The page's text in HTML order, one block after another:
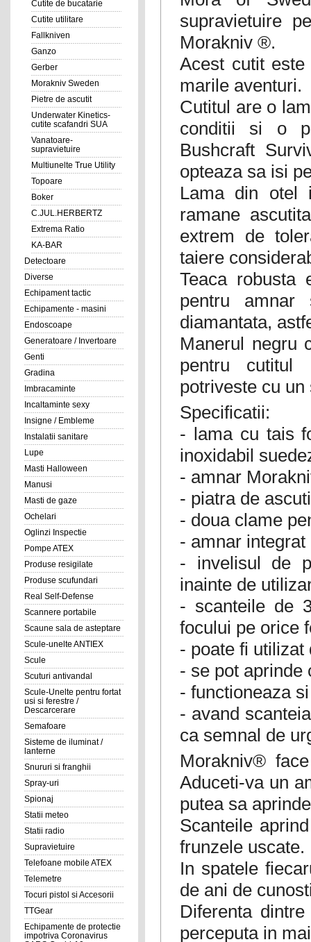
Cutite de bucatarie
Cutite utilitare
Fallkniven
Ganzo
Gerber
Morakniv Sweden
Pietre de ascutit
Underwater Kinetics-
cutite scafandri SUA
Vanatoare-
supravietuire
Multiunelte True Utility
Topoare
Boker
C.JUL.HERBERTZ
Extrema Ratio
KA-BAR
Detectoare
Diverse
Echipament tactic
Echipamente - masini
Endoscoape
Generatoare / Invertoare
Genti
Gradina
Imbracaminte
Incaltaminte sexy
Insigne / Embleme
Instalatii sanitare
Lupe
Masti Halloween
Manusi
Masti de gaze
Ochelari
Oglinzi Inspectie
Pompe ATEX
Produse resigilate
Produse scufundari
Real Self-Defense
Scannere portabile
Scaune sala de asteptare
Scule-unelte ANTIEX
Scule
Scuturi antivandal
Scule-Unelte pentru fortat
usi si ferestre /
Descarcerare
Semafoare
Sisteme de iluminat /
lanterne
Snururi si franghii
Spray-uri
Spionaj
Statii meteo
Statii radio
Supravietuire
Telefoane mobile ATEX
Telemetre
Tocuri pistol si Accesorii
TTGear
Echipamente de protectie
impotriva Coronavirus
supravietuire
Morakniv ®.
Acest cutit
marile aventuri.
Cutitul are o
conditii si o
Bushcraft
opteaza sa isi
Lama din otel
ramane
extrem de
taiere
Teaca robusta
pentru
diamantata,
Manerul negru
pentru cutitul
potriveste cu
Specificatii:
- lama cu tais
inoxidabil
- amnar
- piatra de
- doua clame
- amnar integrat
- invelisul de
inainte de
- scanteile de
focului pe orice
- poate fi utilizat
- se pot aprinde
- functioneaza
- avand
ca semnal de
Morakniv®
Aduceti-va un
putea sa
Scanteile
frunzele uscate.
In spatele
de ani de
Diferenta
perceputa in